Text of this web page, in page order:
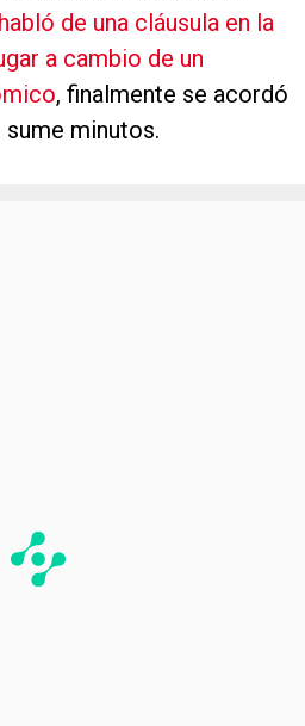
a cambio de un
, finalmente se acordó
minutos.